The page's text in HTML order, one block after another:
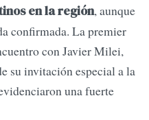
en la región, aunque
confirmada. La premier
con Javier Milei,
su invitación especial a la
una fuerte